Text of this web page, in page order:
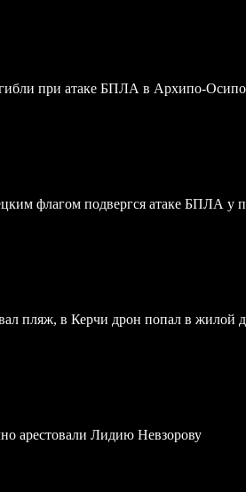
при атаке БПЛА в Архипо-
флагом подвергся атаке БПЛА у
пляж, в Керчи дрон попал в жилой
арестовали Лидию Невзорову